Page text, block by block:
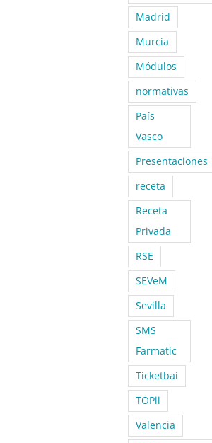
Madrid
Murcia
Módulos
normativas
País
Vasco
Presentaciones
receta
Receta
Privada
RSE
SEVeM
Sevilla
SMS
Farmatic
Ticketbai
TOPii
Valencia